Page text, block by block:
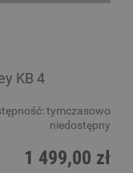
KB 4
tymczasowo
niedostępny
1 499,00 zł